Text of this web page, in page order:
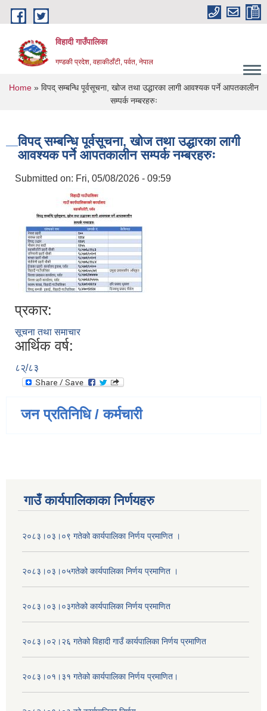
Skip to main content
विहादी गाउँपालिका
गण्डकी प्रदेश, वहाकीठाँटी, पर्वत, नेपाल
You are here
Home» विपद् सम्बन्धि पूर्वसूचना, खोज तथा उद्धारका लागी आवश्यक पर्ने आपतकालीन
सम्पर्क नम्बरहरुः
विपद् सम्बन्धि पूर्वसूचना, खोज तथा उद्धारका लागी
आवश्यक पर्ने आपतकालीन सम्पर्क नम्बरहरुः
Submitted on: Fri, 05/08/2026 - 09:59
प्रकार:
सूचना तथा समाचार
आर्थिक वर्ष:
८२्/८३
जन प्रतिनिधि / कर्मचारी
गाउँ कार्यपालिकाका निर्णयहरु
२०८३।०३।०९ गतेको कार्यपालिका निर्णय प्रमाणित ।
२०८३।०३।०५गतेको कार्यपालिका निर्णय प्रमाणित ।
२०८३।०३।०३गतेको कार्यपालिका निर्णय प्रमाणित
२०८३।०२।२६ गतेको विहादी गाउँ कार्यपालिका निर्णय प्रमाणित
२०८३।०१।३१ गतेको कार्यपालिका निर्णय प्रमाणित।